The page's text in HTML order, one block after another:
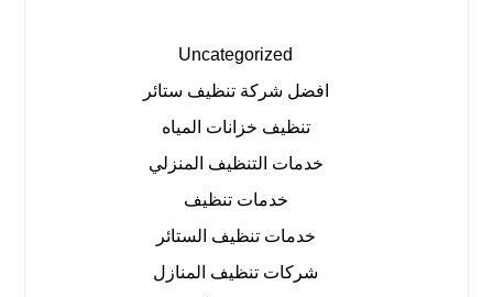
Uncategorized
افضل شركة تنظيف ستائر
تنظيف خزانات المياه
خدمات التنظيف المنزلي
خدمات تنظيف
خدمات تنظيف الستائر
شركات تنظيف المنازل